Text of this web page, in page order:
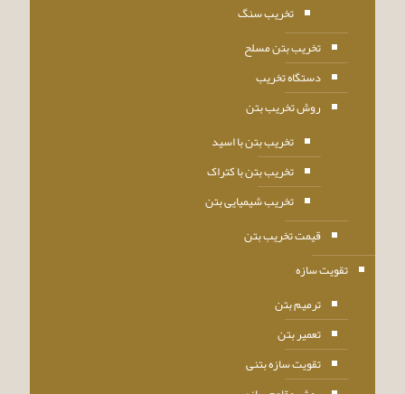
تخریب سنگ
تخریب بتن مسلح
دستگاه تخریب
روش تخریب بتن
تخریب بتن با اسید
تخریب بتن با کتراک
تخریب شیمیایی بتن
قیمت تخریب بتن
تقویت سازه
ترمیم بتن
تعمیر بتن
تقویت سازه بتنی